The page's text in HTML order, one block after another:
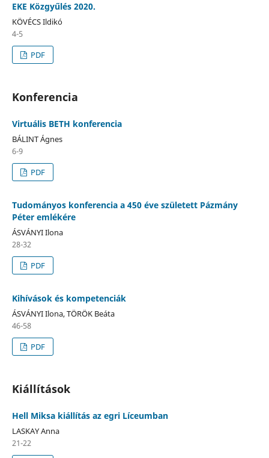
EKE Közgyűlés 2020.
KÖVÉCS Ildikó
4-5
PDF
Konferencia
Virtuális BETH konferencia
BÁLINT Ágnes
6-9
PDF
Tudományos konferencia a 450 éve született Pázmány
Péter emlékére
ÁSVÁNYI Ilona
28-32
PDF
Kihívások és kompetenciák
ÁSVÁNYI Ilona, TÖRÖK Beáta
46-58
PDF
Kiállítások
Hell Miksa kiállítás az egri Líceumban
LASKAY Anna
21-22